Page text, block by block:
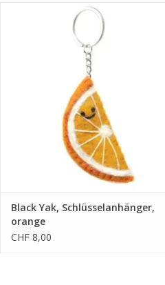
• Aus recyceltem Material
• Handgemacht in Nepal
• 7 cm
ZUM WARENKORB HINZUFÜGEN
Black Yak, Schlüsselanhänger,
orange
CHF 8,00